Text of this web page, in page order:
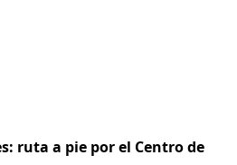
ruta a pie por el Centro de